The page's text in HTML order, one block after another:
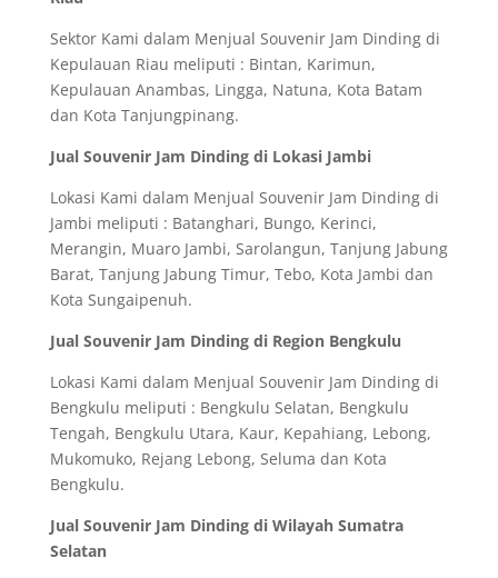
Sektor Kami dalam Menjual Souvenir Jam Dinding di
Kepulauan Riau meliputi : Bintan, Karimun,
Kepulauan Anambas, Lingga, Natuna, Kota Batam
dan Kota Tanjungpinang.
Jual Souvenir Jam Dinding di Lokasi Jambi
Lokasi Kami dalam Menjual Souvenir Jam Dinding di
Jambi meliputi : Batanghari, Bungo, Kerinci,
Merangin, Muaro Jambi, Sarolangun, Tanjung Jabung
Barat, Tanjung Jabung Timur, Tebo, Kota Jambi dan
Kota Sungaipenuh.
Jual Souvenir Jam Dinding di Region Bengkulu
Lokasi Kami dalam Menjual Souvenir Jam Dinding di
Bengkulu meliputi : Bengkulu Selatan, Bengkulu
Tengah, Bengkulu Utara, Kaur, Kepahiang, Lebong,
Mukomuko, Rejang Lebong, Seluma dan Kota
Bengkulu.
Jual Souvenir Jam Dinding di Wilayah Sumatra
Selatan